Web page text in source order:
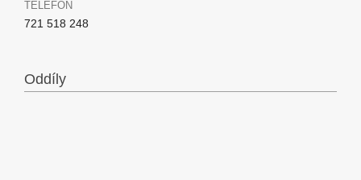
TELEFON
721 518 248
Oddíly